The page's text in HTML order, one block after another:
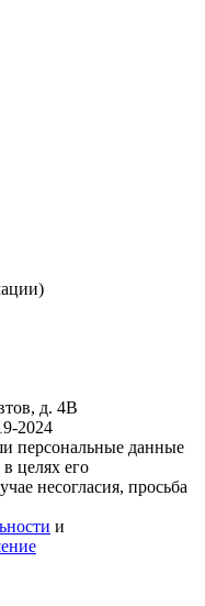
д. 4В
2024
персональные данные
целях его
несогласия, просьба
и